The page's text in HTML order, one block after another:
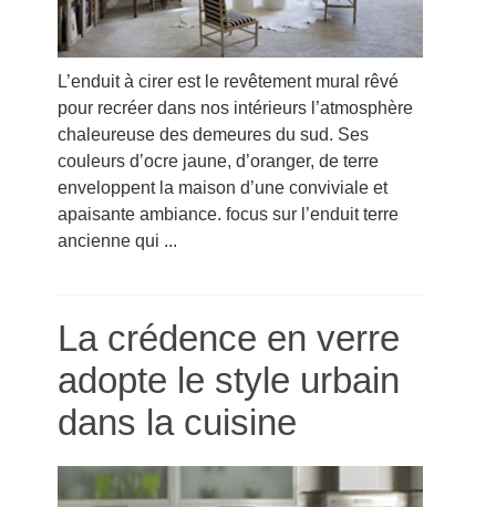
L’enduit à cirer est le revêtement mural rêvé
pour recréer dans nos intérieurs l’atmosphère
chaleureuse des demeures du sud. Ses
couleurs d’ocre jaune, d’oranger, de terre
enveloppent la maison d’une conviviale et
apaisante ambiance. focus sur l’enduit terre
ancienne qui ...
La crédence en verre
adopte le style urbain
dans la cuisine